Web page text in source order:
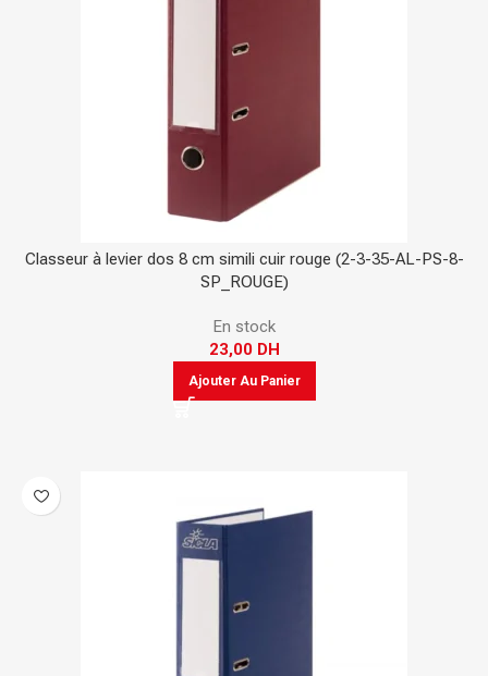
Classeur à levier dos 8 cm simili cuir rouge (2-3-35-AL-PS-8-
SP_ROUGE)
En stock
23,00 DH
Ajouter Au Panier